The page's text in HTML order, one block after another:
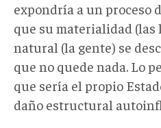
expondría a un proceso
que su materialidad (las
natural (la gente) se
que no quede nada. Lo
que sería el propio
daño estructural